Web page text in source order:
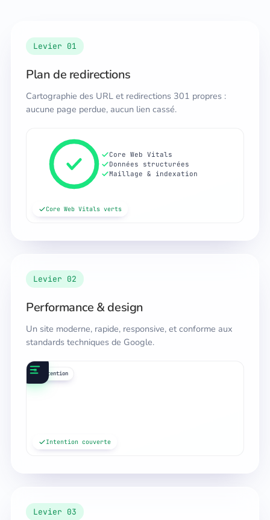
Levier 01
Plan de redirections
Cartographie des URL et redirections 301 propres :
aucune page perdue, aucun lien cassé.
Core Web Vitals
Données structurées
Maillage & indexation
Core Web Vitals verts
Levier 02
Performance & design
Un site moderne, rapide, responsive, et conforme aux
standards techniques de Google.
intention
requêtes
Intention couverte
Levier 03